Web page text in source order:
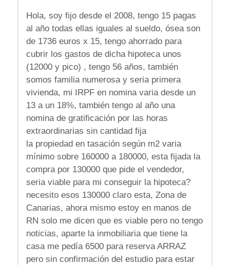
Hola, soy fijo desde el 2008, tengo 15 pagas
al año todas ellas iguales al sueldo, ósea son
de 1736 euros x 15, tengo ahorrado para
cubrir los gastos de dicha hipoteca unos
(12000 y pico) , tengo 56 años, también
somos familia numerosa y seria primera
vivienda, mi IRPF en nomina varia desde un
13 a un 18%, también tengo al año una
nomina de gratificación por las horas
extraordinarias sin cantidad fija
la propiedad en tasación según m2 varia
mínimo sobre 160000 a 180000, esta fijada la
compra por 130000 que pide el vendedor,
seria viable para mi conseguir la hipoteca?
necesito esos 130000 claro esta, Zona de
Canarias, ahora mismo estoy en manos de
RN solo me dicen que es viable pero no tengo
noticias, aparte la inmobiliaria que tiene la
casa me pedía 6500 para reserva ARRAZ
pero sin confirmación del estudio para estar